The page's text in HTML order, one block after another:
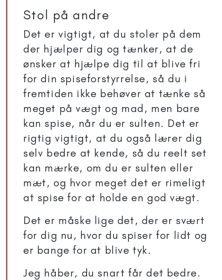
Stol på andre
Det er vigtigt, at du stoler på dem
der hjælper dig og tænker, at de
ønsker at hjælpe dig til at blive fri
for din spiseforstyrrelse, så du i
fremtiden ikke behøver at tænke så
meget på vægt og mad, men bare
kan spise, når du er sulten. Det er
rigtig vigtigt, at du også lærer dig
selv bedre at kende, så du reelt set
kan mærke, om du er sulten eller
mæt, og hvor meget det er rimeligt
at spise for at holde en god vægt.
Det er måske lige det, der er svært
for dig nu, hvor du spiser for lidt og
er bange for at blive tyk.
Jeg håber, du snart får det bedre.